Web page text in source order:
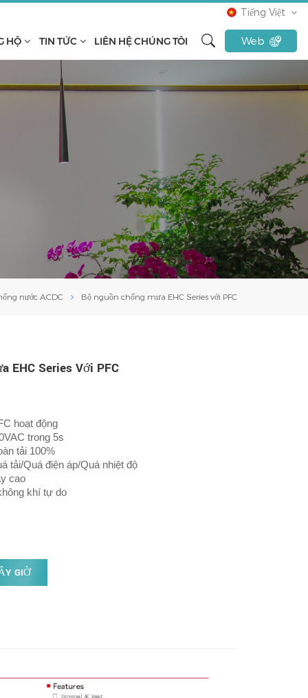
Tiếng Việt
español
Türkçe
Tiếng Việt
Indonesia
HỘ TIN TỨC LIÊN HỆ CHÚNG TÔI Web
nước ACDC Bộ nguồn chống mưa EHC Series với PFC
EHC Series Với PFC
hoạt động
trong 5s
tải 100%
tải/Quá điện áp/Quá nhiệt độ
cao
khí tự do
GIỜ